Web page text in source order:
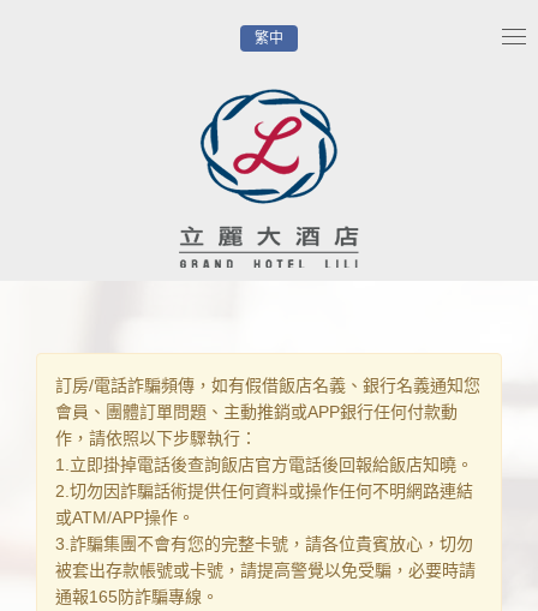
繁中
訂房/電話詐騙頻傳，如有假借飯店名義、銀行名義通知您
會員、團體訂單問題、主動推銷或APP銀行任何付款動
作，請依照以下步驟執行：
1.立即掛掉電話後查詢飯店官方電話後回報給飯店知曉。
2.切勿因詐騙話術提供任何資料或操作任何不明網路連結
或ATM/APP操作。
3.詐騙集團不會有您的完整卡號，請各位貴賓放心，切勿
被套出存款帳號或卡號，請提高警覺以免受騙，必要時請
通報165防詐騙專線。